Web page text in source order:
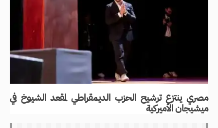
مصري ينتزع ترشيح الحزب الديمقراطي لمقعد الشيوخ في
ميشيجان الأميركية